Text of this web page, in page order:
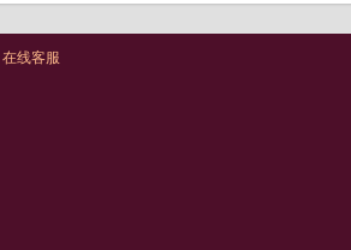
在线客服